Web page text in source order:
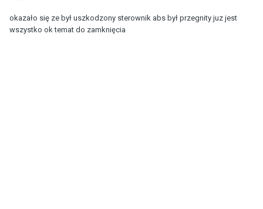
okazało się ze był uszkodzony sterownik abs był przegnity juz jest
wszystko ok temat do zamknięcia